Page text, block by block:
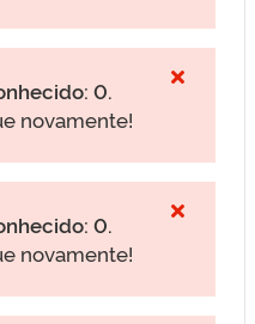
0.
novamente!
0.
novamente!